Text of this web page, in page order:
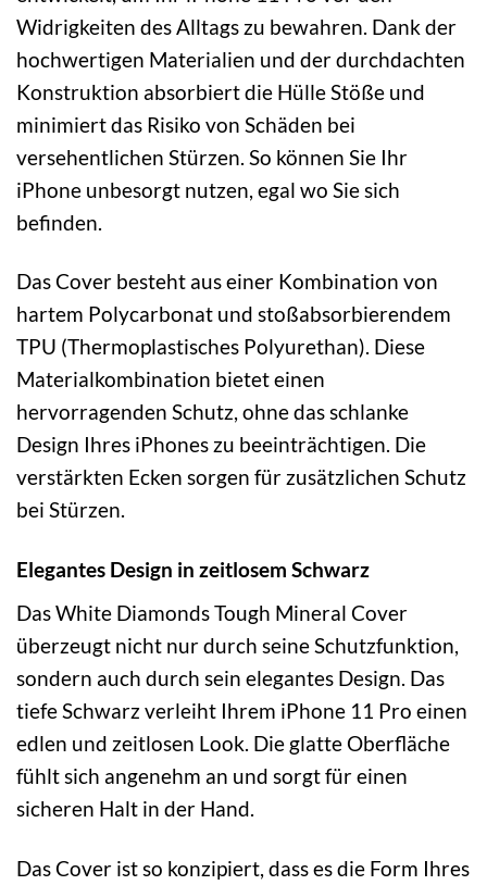
Widrigkeiten des Alltags zu bewahren. Dank der
hochwertigen Materialien und der durchdachten
Konstruktion absorbiert die Hülle Stöße und
minimiert das Risiko von Schäden bei
versehentlichen Stürzen. So können Sie Ihr
iPhone unbesorgt nutzen, egal wo Sie sich
befinden.
Das Cover besteht aus einer Kombination von
hartem Polycarbonat und stoßabsorbierendem
TPU (Thermoplastisches Polyurethan). Diese
Materialkombination bietet einen
hervorragenden Schutz, ohne das schlanke
Design Ihres iPhones zu beeinträchtigen. Die
verstärkten Ecken sorgen für zusätzlichen Schutz
bei Stürzen.
Elegantes Design in zeitlosem Schwarz
Das White Diamonds Tough Mineral Cover
überzeugt nicht nur durch seine Schutzfunktion,
sondern auch durch sein elegantes Design. Das
tiefe Schwarz verleiht Ihrem iPhone 11 Pro einen
edlen und zeitlosen Look. Die glatte Oberfläche
fühlt sich angenehm an und sorgt für einen
sicheren Halt in der Hand.
Das Cover ist so konzipiert, dass es die Form Ihres